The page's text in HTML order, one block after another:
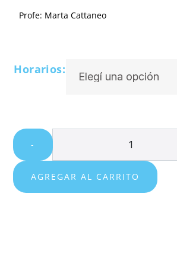
Profe: Marta Cattaneo
Horarios:
-
AGREGAR AL CARRITO